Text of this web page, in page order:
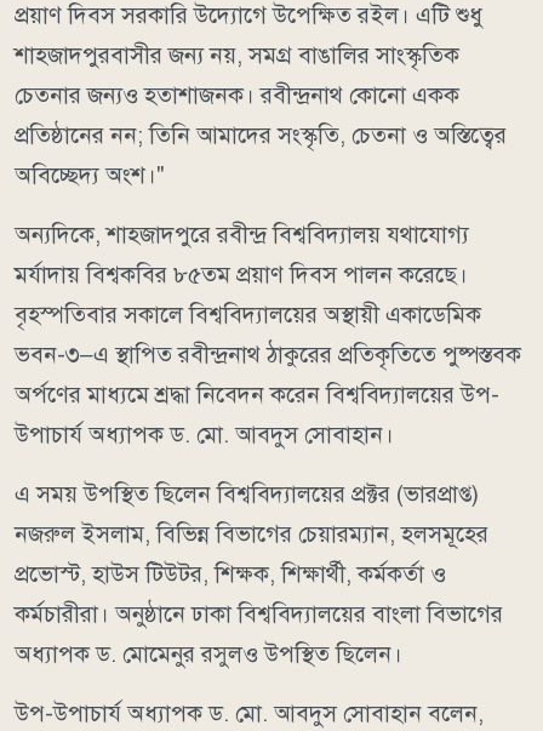
প্রয়াণ দিবস সরকারি উদ্যোগে উপেক্ষিত রইল। এটি শুধু
শাহজাদপুরবাসীর জন্য নয়, সমগ্র বাঙালির সাংস্কৃতিক
চেতনার জন্যও হতাশাজনক। রবীন্দ্রনাথ কোনো একক
প্রতিষ্ঠানের নন; তিনি আমাদের সংস্কৃতি, চেতনা ও অস্তিত্বের
অবিচ্ছেদ্য অংশ।"
অন্যদিকে, শাহজাদপুরে রবীন্দ্র বিশ্ববিদ্যালয় যথাযোগ্য
মর্যাদায় বিশ্বকবির ৮৫তম প্রয়াণ দিবস পালন করেছে।
বৃহস্পতিবার সকালে বিশ্ববিদ্যালয়ের অস্থায়ী একাডেমিক
ভবন-৩–এ স্থাপিত রবীন্দ্রনাথ ঠাকুরের প্রতিকৃতিতে পুষ্পস্তবক
অর্পণের মাধ্যমে শ্রদ্ধা নিবেদন করেন বিশ্ববিদ্যালয়ের উপ-
উপাচার্য অধ্যাপক ড. মো. আবদুস সোবাহান।
এ সময় উপস্থিত ছিলেন বিশ্ববিদ্যালয়ের প্রক্টর (ভারপ্রাপ্ত)
নজরুল ইসলাম, বিভিন্ন বিভাগের চেয়ারম্যান, হলসমূহের
প্রভোস্ট, হাউস টিউটর, শিক্ষক, শিক্ষার্থী, কর্মকর্তা ও
কর্মচারীরা। অনুষ্ঠানে ঢাকা বিশ্ববিদ্যালয়ের বাংলা বিভাগের
অধ্যাপক ড. মোমেনুর রসুলও উপস্থিত ছিলেন।
উপ-উপাচার্য অধ্যাপক ড. মো. আবদুস সোবাহান বলেন,